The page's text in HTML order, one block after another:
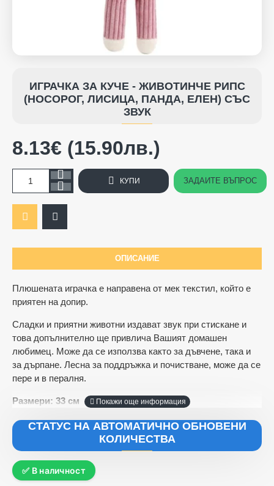
ИГРАЧКА ЗА КУЧЕ - ЖИВОТИНЧЕ РИПС
(НОСОРОГ, ЛИСИЦА, ПАНДА, ЕЛЕН) СЪС
ЗВУК
ОПИСАНИЕ
Плюшената играчка е направена от мек текстил, който е
приятен на допир.
Сладки и приятни животни издават звук при стискане и
това допълнително ще привлича Вашият домашен
любимец. Може да се използва както за дъвчене, така и
за дърпане. Лесна за поддръжка и почистване, може да се
пере и в пералня.
Размери: 33 см
СТАТУС НА АВТОМАТИЧНО ОБНОВЕНИ
КОЛИЧЕСТВА
✅ В наличност
8.13€ (15.90лв.)
КУПИ ЗАДАЙТЕ ВЪПРОС